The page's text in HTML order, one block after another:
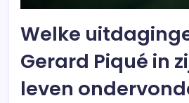
Welke
Gerard Piqué in
leven